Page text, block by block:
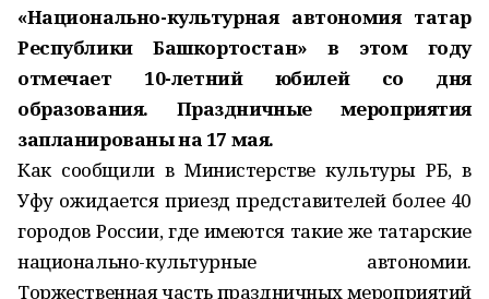
«Национально-культурная автономия татар
Республики Башкортостан» в этом году
отмечает 10-летний юбилей со дня
образования. Праздничные мероприятия
запланированы на 17 мая.
Как сообщили в Министерстве культуры РБ, в
Уфу ожидается приезд представителей более 40
городов России, где имеются такие же татарские
национально-культурные автономии.
Торжественная часть праздничных мероприятий